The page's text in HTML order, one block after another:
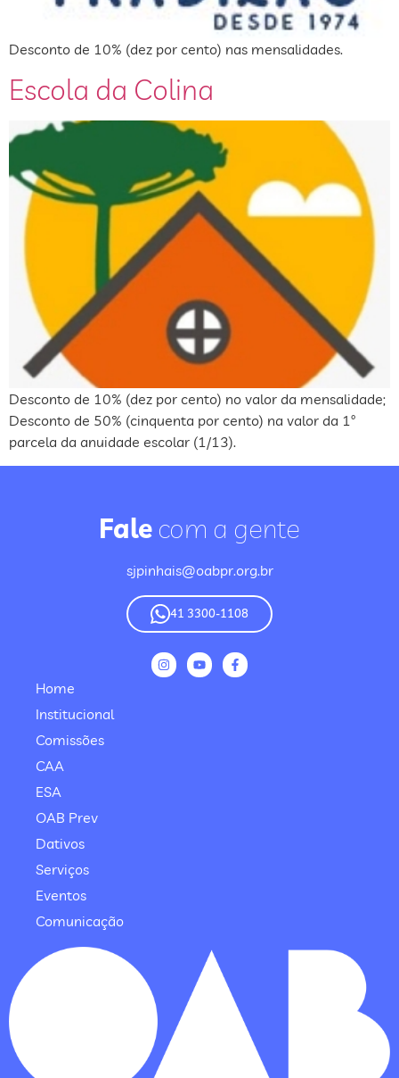
Desconto de 10% (dez por cento) nas mensalidades.
Escola da Colina
Desconto de 10% (dez por cento) no valor da mensalidade;
Desconto de 50% (cinquenta por cento) na valor da 1º
parcela da anuidade escolar (1/13).
Fale com a gente
sjpinhais@oabpr.org.br
41 3300-1108
Home
Institucional
Comissões
CAA
ESA
OAB Prev
Dativos
Serviços
Eventos
Comunicação